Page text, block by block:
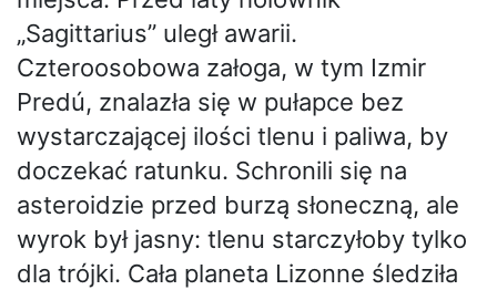
„Sagittarius” uległ awarii.
Czteroosobowa załoga, w tym Izmir
Predú, znalazła się w pułapce bez
wystarczającej ilości tlenu i paliwa, by
doczekać ratunku. Schronili się na
asteroidzie przed burzą słoneczną, ale
wyrok był jasny: tlenu starczyłoby tylko
dla trójki. Cała planeta Lizonne śledziła